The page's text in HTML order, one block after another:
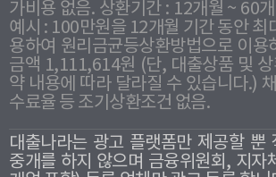
가비용 없음. 상환기간 : 12개월 ~ 60
예시 : 100만원을 12개월 기간 동안 최
용하여 원리금균등상환방법으로 이용
금액 1,111,614원 (단, 대출상품 및 상
약 내용에 따라 달라질 수 있습니다.)
수료율 등 조기상환조건 없음.
대출나라는 광고 플랫폼만 제공할 뿐
중개를 하지 않으며 금융위원회, 지자